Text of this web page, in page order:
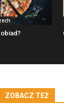
ZOBACZ TEŻ